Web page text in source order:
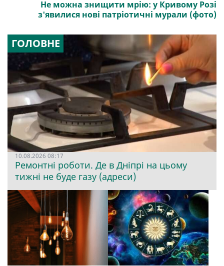
Не можна знищити мрію: у Кривому Розі
з'явилися нові патріотичні мурали (фото)
ГОЛОВНЕ
10.08.2026 08:17
Ремонтні роботи. Де в Дніпрі на цьому
тижні не буде газу (адреси)